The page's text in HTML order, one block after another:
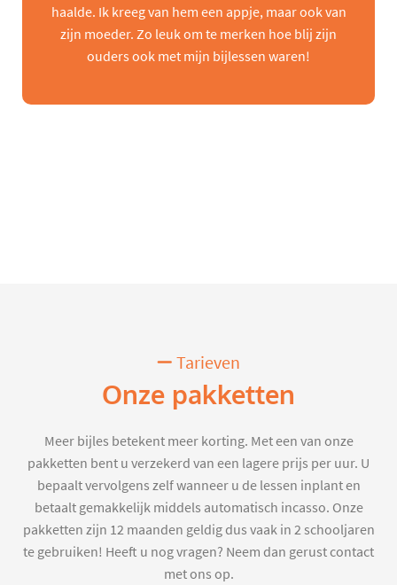
haalde. Ik kreeg van hem een appje, maar ook van
zijn moeder. Zo leuk om te merken hoe blij zijn
ouders ook met mijn bijlessen waren!
Tarieven
Onze pakketten
Meer bijles betekent meer korting. Met een van onze
pakketten bent u verzekerd van een lagere prijs per uur. U
bepaalt vervolgens zelf wanneer u de lessen inplant en
betaalt gemakkelijk middels automatisch incasso. Onze
pakketten zijn 12 maanden geldig dus vaak in 2 schooljaren
te gebruiken! Heeft u nog vragen? Neem dan gerust contact
met ons op.